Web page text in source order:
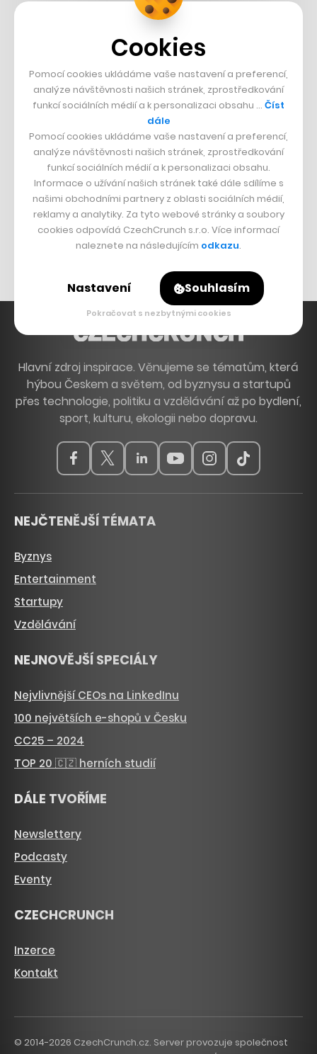
Strnad v Pirelli
PŘÍBĚHY Z GASTRA
Boční projekt, co se zvrtnul
Francouzský šéfkuchař na Šumavě
Dva golfisti, co pečou
DESIGN
Bomma není tichá
Originální hodinky
Nábytek z betonu
Hlavní zdroj inspirace. Věnujeme se tématům, která
hýbou Českem a světem, od byznysu a startupů
přes technologie, politiku a vzdělávání až po bydlení,
sport, kulturu, ekologii nebo dopravu.
NEJČTENĚJŠÍ TÉMATA
Byznys
Entertainment
Startupy
Vzdělávání
NEJNOVĚJŠÍ SPECIÁLY
Nejvlivnější CEOs na LinkedInu
100 největších e-shopů v Česku
CC25 – 2024
TOP 20 🇨🇿 herních studií
DÁLE TVOŘÍME
Newslettery
Podcasty
Eventy
CZECHCRUNCH
Inzerce
Kontakt
© 2014-2026 CzechCrunch.cz. Server provozuje společnost
Cookies
Pomocí cookies ukládáme vaše nastavení a preferencí,
analýze návštěvnosti našich stránek, zprostředkování
funkcí sociálních médií a k personalizaci obsahu … Číst
dále
Pomocí cookies ukládáme vaše nastavení a preferencí,
analýze návštěvnosti našich stránek, zprostředkování
funkcí sociálních médií a k personalizaci obsahu.
Informace o užívání našich stránek také dále sdílíme s
našimi obchodními partnery z oblasti sociálních médií,
reklamy a analytiky. Za tyto webové stránky a soubory
cookies odpovídá CzechCrunch s.r.o. Více informací
naleznete na následujícím odkazu.
Nastavení Souhlasím
Pokračovat s nezbytnými cookies